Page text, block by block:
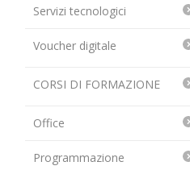
Servizi tecnologici
Voucher digitale
CORSI DI FORMAZIONE
Office
Programmazione